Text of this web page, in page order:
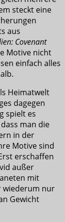
steckt eine
aus
Covenant
Motive nicht
einfach alles
Heimatwelt
dagegen
spielt es
man die
in der
Motive sind
erschaffen
außer
mit
wiederum nur
Gewicht